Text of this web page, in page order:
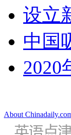
设立
中国
2020
About